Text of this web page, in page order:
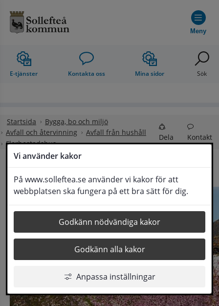
Vi använder kakor
På www.solleftea.se använder vi kakor för att
webbplatsen ska fungera på ett bra sätt för dig.
Godkänn nödvändiga kakor
Godkänn alla kakor
Anpassa inställningar
Meny
E-tjänster Kontakta oss Mina sidor Sök
Startsida
Bygga, bo och miljö
Avfall och återvinning
Avfall från hushåll
Flerbostadshus
Dela Kontakt